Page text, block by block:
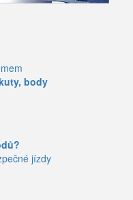
body
jízdy